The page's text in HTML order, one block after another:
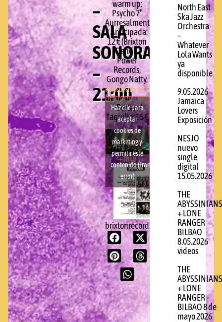
–
SALA
SONORA
–
21:00
warm up:
Psycho 7″
Aurresalmenta
/ Anticipada:
12 € (Brixton
Denda,
Power
Records,
Gongo Natty,
kulturalive.com
brixtonrecords.com/denda)
– Bertan /
Taquilla: 15 €
Haz clic para
aceptar
cookies de
marketing y
permitir este
contenido (Translation
error)
+ info
brixtonrecords.com
North East
Ska Jazz
Orchestra
–
Whatever
Lola Wants
ya
disponible
9.05.2026
Jamaica
Lovers
Exposición
NESJO
nuevo
single
digital
15.05.2026
THE
ABYSSINIANS
+ LONE
RANGER
BILBAO
8.05.2026
videos
THE
ABYSSINIANS
+ LONE
RANGER –
BILBAO 8 de
mayo 2026